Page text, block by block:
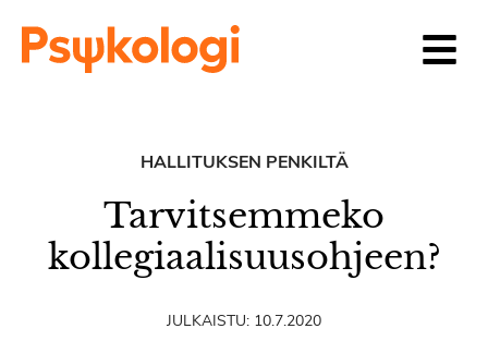
HALLITUKSEN PENKILTÄ
Tarvitsemmeko
kollegiaalisuusohjeen?
JULKAISTU: 10.7.2020